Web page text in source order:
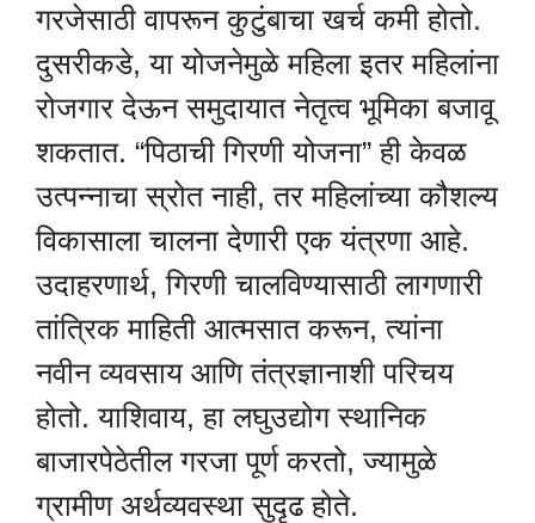
गरजेसाठी वापरून कुटुंबाचा खर्च कमी होतो.
दुसरीकडे, या योजनेमुळे महिला इतर महिलांना
रोजगार देऊन समुदायात नेतृत्व भूमिका बजावू
शकतात. “पिठाची गिरणी योजना” ही केवळ
उत्पन्नाचा स्रोत नाही, तर महिलांच्या कौशल्य
विकासाला चालना देणारी एक यंत्रणा आहे.
उदाहरणार्थ, गिरणी चालविण्यासाठी लागणारी
तांत्रिक माहिती आत्मसात करून, त्यांना
नवीन व्यवसाय आणि तंत्रज्ञानाशी परिचय
होतो. याशिवाय, हा लघुउद्योग स्थानिक
बाजारपेठेतील गरजा पूर्ण करतो, ज्यामुळे
ग्रामीण अर्थव्यवस्था सुदृढ होते.